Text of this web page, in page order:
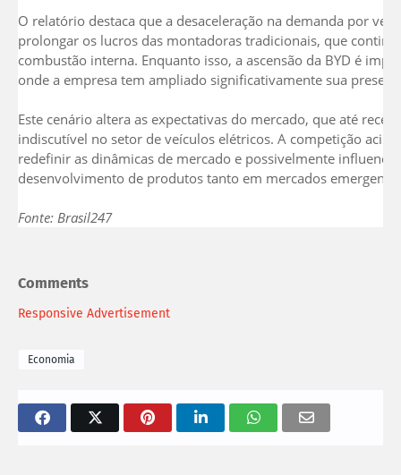
O relatório destaca que a desaceleração na demanda por
prolongar os lucros das montadoras tradicionais, que
combustão interna. Enquanto isso, a ascensão da BYD é
onde a empresa tem ampliado significativamente sua
Este cenário altera as expectativas do mercado, que até
indiscutível no setor de veículos elétricos. A competição
redefinir as dinâmicas de mercado e possivelmente
desenvolvimento de produtos tanto em mercados
Fonte: Brasil247
Comments
Responsive Advertisement
Economia